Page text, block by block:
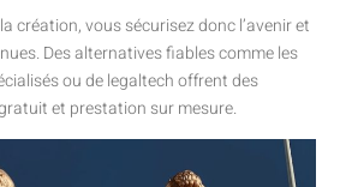
création, vous sécurisez donc l’avenir et
Des alternatives fiables comme les
ou de legaltech offrent des
et prestation sur mesure.